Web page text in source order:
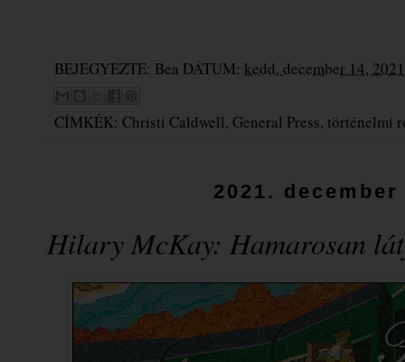
BEJEGYEZTE: Bea DÁTUM: kedd, december 14, 2021
CÍMKÉK: Christi Caldwell, General Press, történelmi
2021.
Hilary McKay: Hamarosan